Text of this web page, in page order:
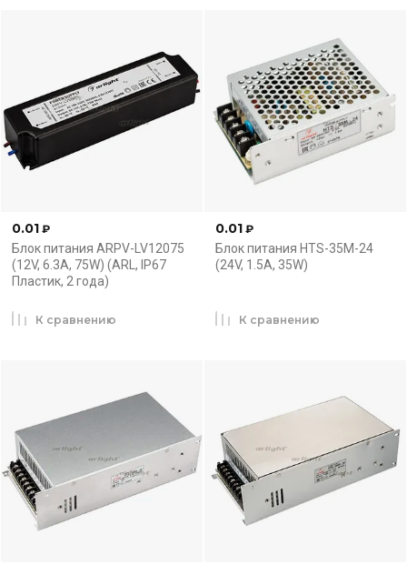
0.01 ₽
Блок питания ARPV-LV12075
(12V, 6.3A, 75W) (ARL, IP67
Пластик, 2 года)
К сравнению
0.01 ₽
Блок питания HTS-35M-24
(24V, 1.5A, 35W)
К сравнению